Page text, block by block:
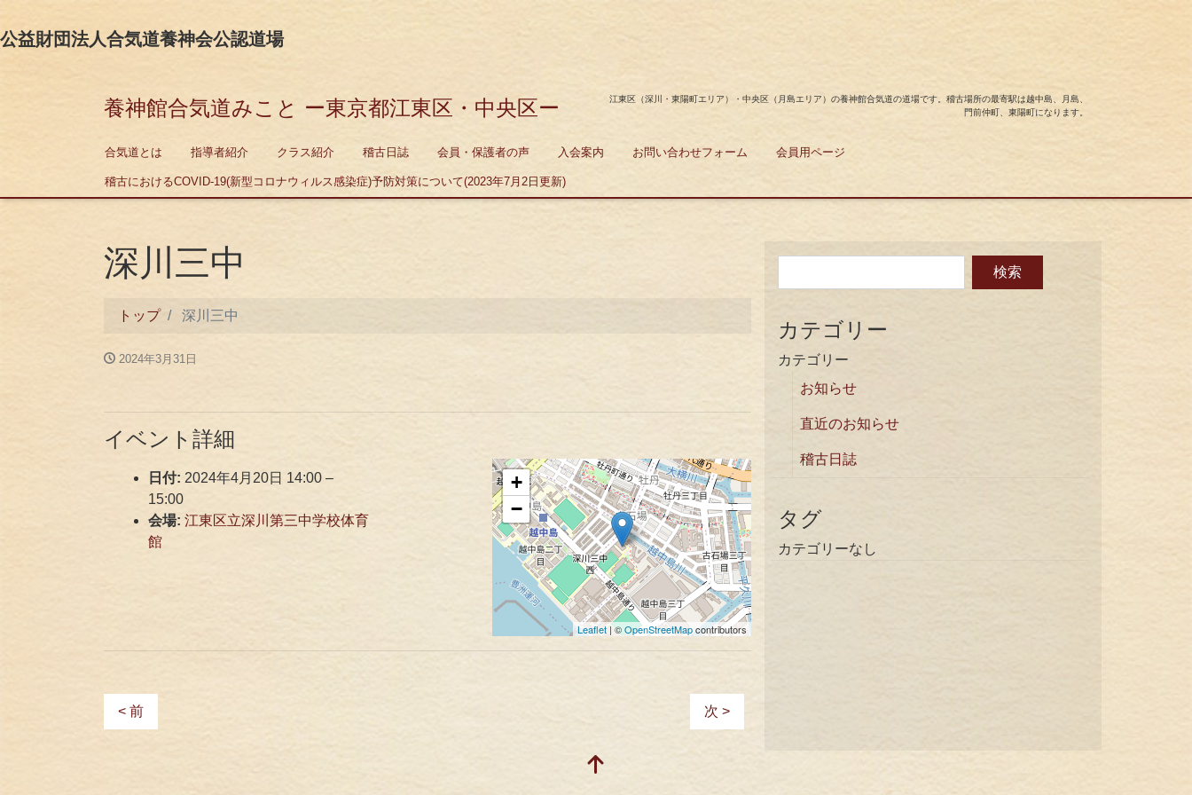
公益財団法人合気道養神会公認道場
養神館合気道みこと ー東京都江東区・中央区ー
江東区（深川・東陽町エリア）・中央区（月島エリア）の養神館合気道の道場です。稽古場所の最寄駅は越中島、月島、
門前仲町、東陽町になります。
合気道とは 指導者紹介 クラス紹介 稽古日誌 会員・保護者の声 入会案内 お問い合わせフォーム 会員用ページ
稽古におけるCOVID-19(新型コロナウィルス感染症)予防対策について(2023年7月2日更新)
深川三中
トップ 深川三中
2024年3月31日
イベント詳細
日付: 2024年4月20日 14:00 –
15:00
会場: 江東区立深川第三中学校体育
館
+
−
Leaflet| ©OpenStreetMapcontributors
< 前 次 >
カテゴリー
カテゴリー
お知らせ
直近のお知らせ
稽古日誌
タグ
カテゴリーなし